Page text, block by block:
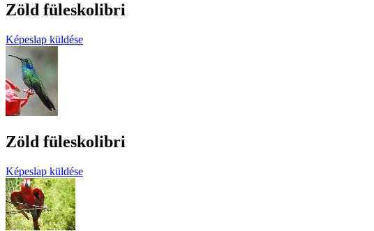
Zöld füleskolibri
Képeslap küldése
Zöld füleskolibri
Képeslap küldése